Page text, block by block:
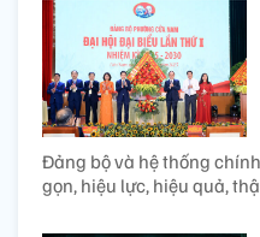
Đảng bộ và hệ thống
gọn, hiệu lực, hiệu quả,